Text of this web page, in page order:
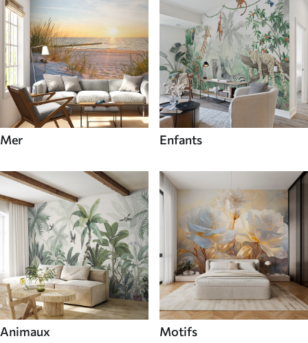
Mer Enfants
Animaux Motifs